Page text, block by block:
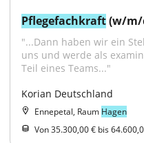
Pflegefachkraft (w/
"...Dann haben wir ein
uns und werde als
Teil eines Teams..."
Korian Deutschland
Ennepetal, Raum Hagen
Von 35.300,00 € bis